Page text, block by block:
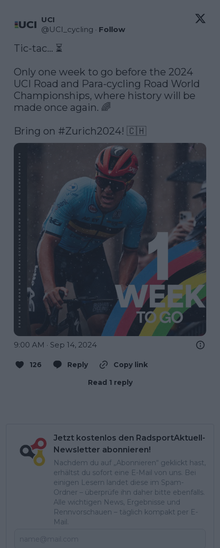
UCI
@UCI_cycling · Follow
Tic-tac... ⏳
Only one week to go before the 2024
UCI Road and Para-cycling Road World
Championships, where history will be
made once again. 🌈
Bring on #Zurich2024! 🇨🇭
9:00 AM · Sep 14, 2024
126 Reply
Copy link
Read 1 reply
Jetzt kostenlos den RadsportAktuell-
Newsletter abonnieren!
Nachdem du auf „Abonnieren“ geklickt hast,
erhältst du sofort eine E-Mail von uns. Bei
einigen Lesern landet diese im Spam-
Ordner – überprüfe ihn daher bitte ebenfalls.
Alle wichtigen News, Ergebnisse und
Rennvorschauen – täglich kompakt per E-
Mail.